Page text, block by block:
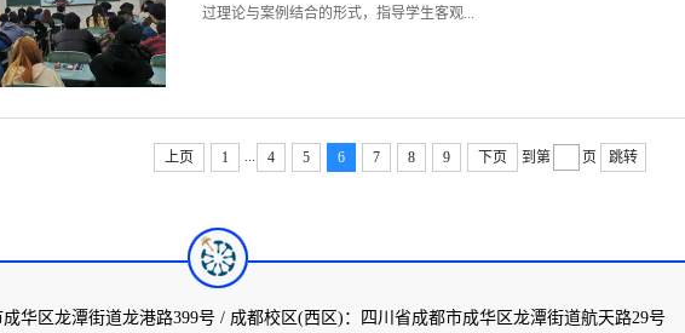
过理论与案例结合的形式，指导学生客观...
上页 1 4 5 6 7 8 9 下页 到第 页 跳转
华区龙潭街道龙港路399号 / 成都校区(西区)：四川省成都市成华区龙潭街道航天路29号